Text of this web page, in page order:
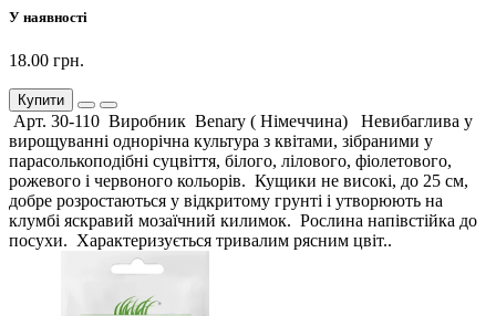
У наявності
18.00 грн.
Купити
Арт. 30-110 Виробник Benary ( Німеччина) Невибаглива у
вирощуванні однорічна культура з квітами, зібраними у
парасолькоподібні суцвіття, білого, лілового, фіолетового,
рожевого і червоного кольорів. Кущики не високі, до 25 см,
добре розростаються у відкритому грунті і утворюють на
клумбі яскравий мозаїчний килимок. Рослина напівстійка до
посухи. Характеризується тривалим рясним цвіт..